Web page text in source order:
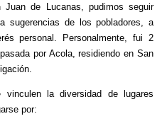
Juan de Lucanas, pudimos seguir
sugerencias de los pobladores, a
personal. Personalmente, fui 2
por Acola, residiendo en San
vinculen la diversidad de lugares
por: